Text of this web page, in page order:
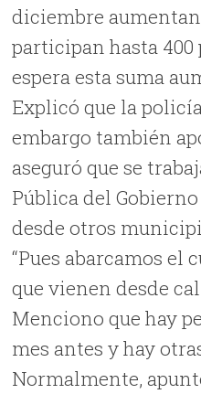
diciembre
participan hasta 400
espera esta suma
Explicó que la
embargo también
aseguró que se
Pública del
desde otros
“Pues abarcamos el
que vienen desde
Menciono que hay
mes antes y hay
Normalmente,